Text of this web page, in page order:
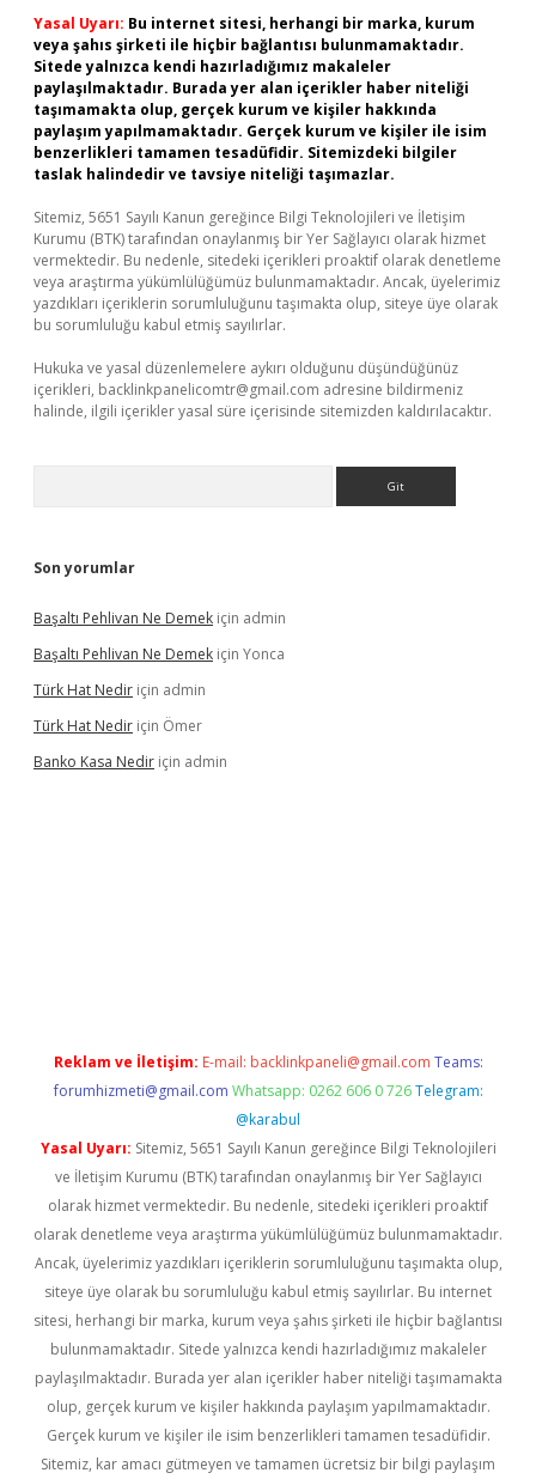
Yasal Uyarı: Bu internet sitesi, herhangi bir marka, kurum
veya şahıs şirketi ile hiçbir bağlantısı bulunmamaktadır.
Sitede yalnızca kendi hazırladığımız makaleler
paylaşılmaktadır. Burada yer alan içerikler haber niteliği
taşımamakta olup, gerçek kurum ve kişiler hakkında
paylaşım yapılmamaktadır. Gerçek kurum ve kişiler ile isim
benzerlikleri tamamen tesadüfidir. Sitemizdeki bilgiler
taslak halindedir ve tavsiye niteliği taşımazlar.
Sitemiz, 5651 Sayılı Kanun gereğince Bilgi Teknolojileri ve İletişim
Kurumu (BTK) tarafından onaylanmış bir Yer Sağlayıcı olarak hizmet
vermektedir. Bu nedenle, sitedeki içerikleri proaktif olarak denetleme
veya araştırma yükümlülüğümüz bulunmamaktadır. Ancak, üyelerimiz
yazdıkları içeriklerin sorumluluğunu taşımakta olup, siteye üye olarak
bu sorumluluğu kabul etmiş sayılırlar.
Hukuka ve yasal düzenlemelere aykırı olduğunu düşündüğünüz
içerikleri, backlinkpanelicomtr@gmail.com adresine bildirmeniz
halinde, ilgili içerikler yasal süre içerisinde sitemizden kaldırılacaktır.
Son yorumlar
Başaltı Pehlivan Ne Demek için admin
Başaltı Pehlivan Ne Demek için Yonca
Türk Hat Nedir için admin
Türk Hat Nedir için Ömer
Banko Kasa Nedir için admin
Reklam ve İletişim: E-mail: backlinkpaneli@gmail.com Teams:
forumhizmeti@gmail.com Whatsapp: 0262 606 0 726 Telegram:
@karabul
Yasal Uyarı: Sitemiz, 5651 Sayılı Kanun gereğince Bilgi Teknolojileri
ve İletişim Kurumu (BTK) tarafından onaylanmış bir Yer Sağlayıcı
olarak hizmet vermektedir. Bu nedenle, sitedeki içerikleri proaktif
olarak denetleme veya araştırma yükümlülüğümüz bulunmamaktadır.
Ancak, üyelerimiz yazdıkları içeriklerin sorumluluğunu taşımakta olup,
siteye üye olarak bu sorumluluğu kabul etmiş sayılırlar. Bu internet
sitesi, herhangi bir marka, kurum veya şahıs şirketi ile hiçbir bağlantısı
bulunmamaktadır. Sitede yalnızca kendi hazırladığımız makaleler
paylaşılmaktadır. Burada yer alan içerikler haber niteliği taşımamakta
olup, gerçek kurum ve kişiler hakkında paylaşım yapılmamaktadır.
Gerçek kurum ve kişiler ile isim benzerlikleri tamamen tesadüfidir.
Sitemiz, kar amacı gütmeyen ve tamamen ücretsiz bir bilgi paylaşım